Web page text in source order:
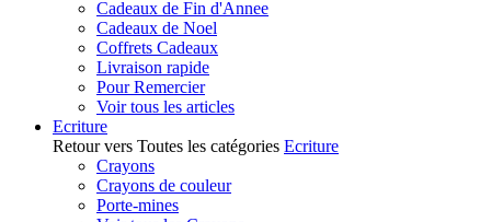
Cadeaux de Fin d'Annee
Cadeaux de Noel
Coffrets Cadeaux
Livraison rapide
Pour Remercier
Voir tous les articles
Ecriture
Retour vers Toutes les catégories Ecriture
Crayons
Crayons de couleur
Porte-mines